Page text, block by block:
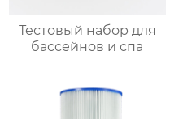
Тестовый набор для
бассейнов и спа